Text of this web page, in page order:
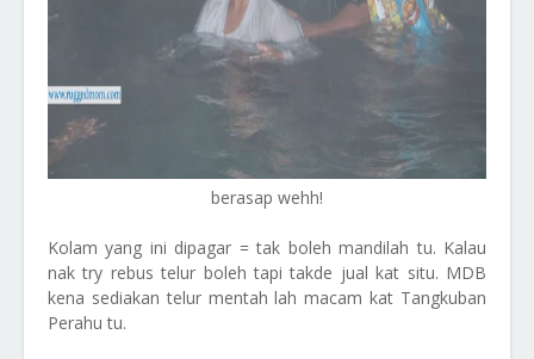
berasap wehh!
Kolam yang ini dipagar = tak boleh mandilah tu. Kalau
nak try rebus telur boleh tapi takde jual kat situ. MDB
kena sediakan telur mentah lah macam kat Tangkuban
Perahu tu.